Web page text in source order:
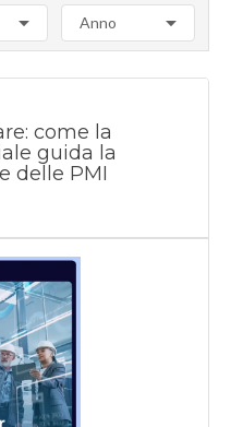
Anno
come la
guida la
delle PMI